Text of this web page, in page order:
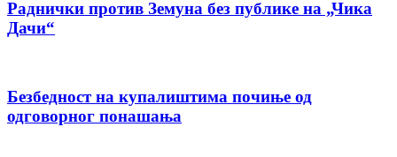
Раднички против Земуна без публике на „Чика
Дачи“
Безбедност на купалиштима почиње од
одговорног понашања